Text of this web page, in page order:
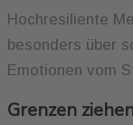
Hochresiliente
besonders über
Emotionen vom
Grenzen